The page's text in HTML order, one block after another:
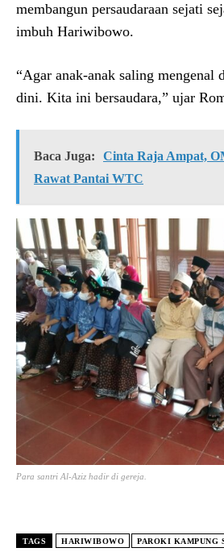
membangun persaudaraan sejati
imbuh Hariwibowo.
“Agar anak-anak saling mengenal
dini. Kita ini bersaudara,” ujar
Baca Juga:
Cinta Raja Ampat,
Rawat Pantai WTC
Para santri Al-Aziz hadir di gereja.
TAGS HARIWIBOWO PAROKI KAMPUNG